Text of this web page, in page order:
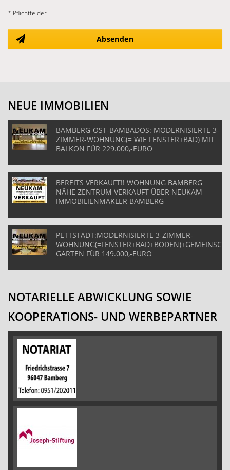
* Pflichtfelder
Absenden
NEUE IMMOBILIEN
BAMBERG-OST-BAMBADOS: MODERNISIERTE 3-
ZIMMER-WOHNUNG(= WIE FENSTER+BAD) MIT
BALKON FÜR 229.000,-EURO
BEREITS VERKAUFT!! WOHNUNG BAMBERG
NÄHE ZENTRUM VERKAUFT ÜBER NEUKAM
IMMOBILIENMAKLER BAMBERG
PETTSTADT:MODERNISIERTE 3-ZIMMER-
GARTEN FÜR 149.000,-EURO
NOTARIELLE ABWICKLUNG SOWIE
KOOPERATIONS- UND WERBEPARTNER